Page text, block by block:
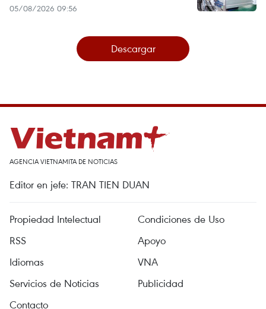
05/08/2026 09:56
Descargar
AGENCIA VIETNAMITA DE NOTICIAS
Editor en jefe: TRAN TIEN DUAN
Propiedad Intelectual
Condiciones de Uso
RSS
Apoyo
Idiomas
VNA
Servicios de Noticias
Publicidad
Contacto